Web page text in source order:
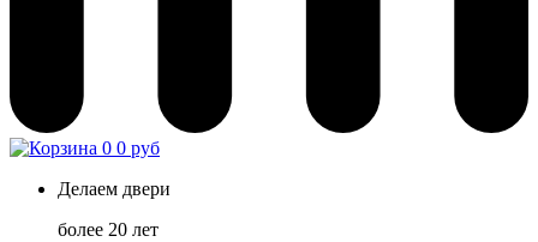
0 0 руб
Делаем двери
более 20 лет